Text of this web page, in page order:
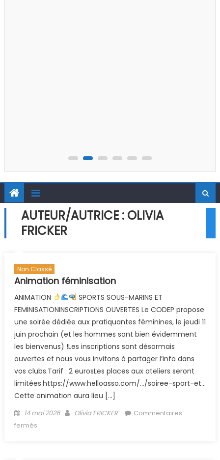
AUTEUR/AUTRICE : OLIVIA
FRICKER
Non Classé
Animation féminisation
ANIMATION
SPORTS SOUS-MARINS ET
FEMINISATIONINSCRIPTIONS OUVERTES Le CODEP propose
une soirée dédiée aux pratiquantes féminines, le jeudi 11
juin prochain (et les hommes sont bien évidemment
les bienvenus) !Les inscriptions sont désormais
ouvertes et nous vous invitons à partager l’info dans
vos clubs.Tarif : 2 eurosLes places aux ateliers seront
limitées.https://www.helloasso.com/…/soiree-sport-et…
Cette animation aura lieu […]
Posted on
14 mai 2026 Author
Olivia FRICKER
Commentaires
fermés